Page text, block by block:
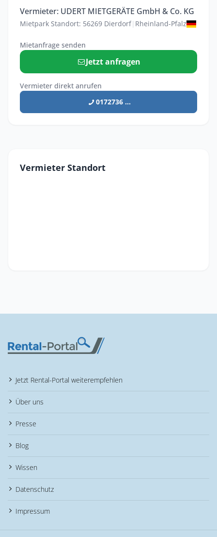
Vermieter: UDERT MIETGERÄTE GmbH & Co. KG
Mietpark Standort: 56269 Dierdorf| Rheinland-Pfalz
Mietanfrage senden
Jetzt anfragen
Vermieter direkt anrufen
0172736 ...
Vermieter Standort
Jetzt Rental-Portal weiterempfehlen
Über uns
Presse
Blog
Wissen
Datenschutz
Impressum